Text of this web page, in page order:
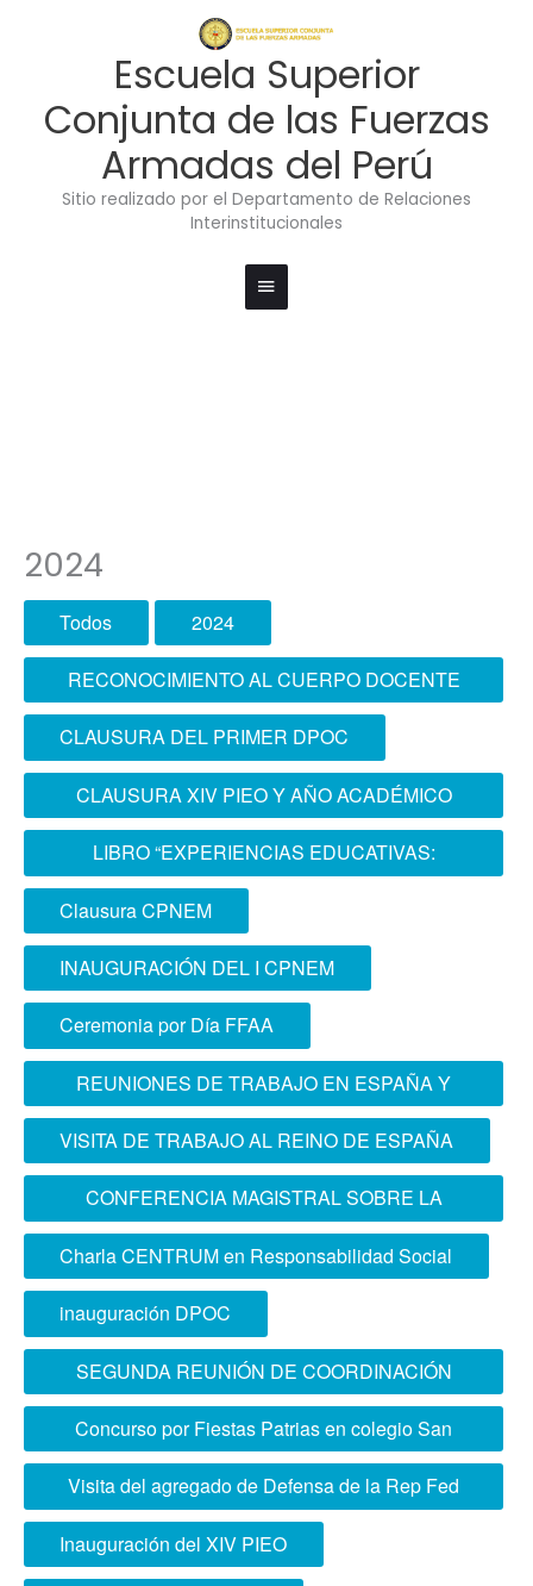
Escuela Superior
Conjunta de las Fuerzas
Armadas del Perú
Sitio realizado por el Departamento de Relaciones
Interinstitucionales
principal
2024
Todos 2024
RECONOCIMIENTO AL CUERPO DOCENTE
DE LA ESCOFFAA-EPG
CLAUSURA DEL PRIMER DPOC
CLAUSURA XIV PIEO Y AÑO ACADÉMICO
2024 ESCOFFAA - EPG
LIBRO “EXPERIENCIAS EDUCATIVAS:
APLICACIÓN DE LA ANDRAGOGÍA EN LA
ESCUELA SUPERIOR CONJUNTA DE LAS
FUERZAS ARMADAS”
Clausura CPNEM
INAUGURACIÓN DEL I CPNEM
Ceremonia por Día FFAA
REUNIONES DE TRABAJO EN ESPAÑA Y
FRANCIA
VISITA DE TRABAJO AL REINO DE ESPAÑA
CONFERENCIA MAGISTRAL SOBRE LA
ACCIÓN CONJUNTA EN LAS FUERZAS
ARMADAS
Charla CENTRUM en Responsabilidad Social
inauguración DPOC
SEGUNDA REUNIÓN DE COORDINACIÓN
ACADÉMICA
Concurso por Fiestas Patrias en colegio San
José de Cluny
Visita del agregado de Defensa de la Rep Fed
Alemania
Inauguración del XIV PIEO